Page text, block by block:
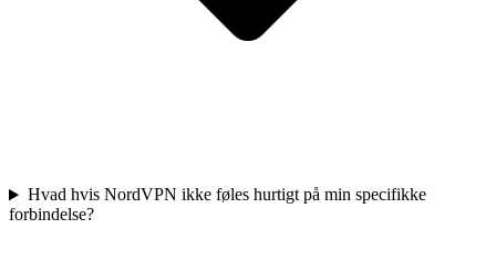
Hvad hvis NordVPN ikke føles hurtigt på min specifikke
forbindelse?